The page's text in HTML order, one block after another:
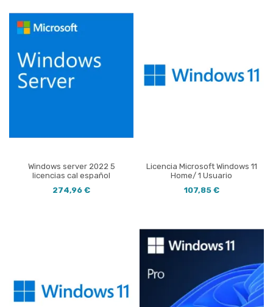
Windows server 2022 5
licencias cal español
274,96 €
Licencia Microsoft Windows 11
Home/ 1 Usuario
107,85 €